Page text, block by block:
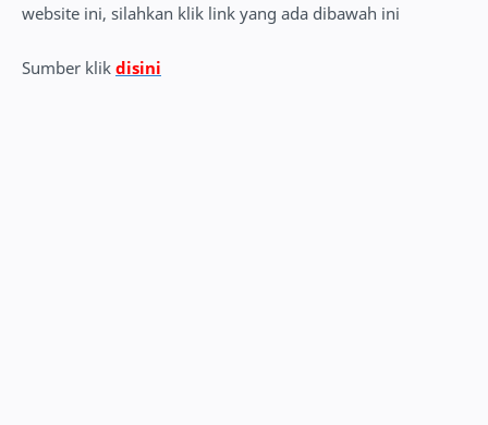
website ini, silahkan klik link yang ada dibawah ini
Sumber klik disini